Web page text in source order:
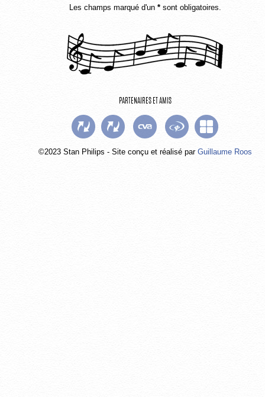
Les champs marqué d'un *sont obligatoires.
PARTENAIRES ET AMIS
©2023 Stan Philips - Site conçu et réalisé par Guillaume Roos